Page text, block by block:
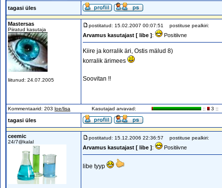
tagasi üles
Mastersas
Piiratud kasutaja
liitunud: 24.07.2005
postitatud: 15.02.2007 00:07:51 postituse pealkiri:
Arvamus kasutajast [ libe ]: Positiivne
Kiire ja korralik äri, Ostis mälud 8)
korralik ärimees
Soovitan !!
Kommentaarid: 203 loe/lisa Kasutajad arvavad: :: 3 ::
tagasi üles
ceemic
24/7@kalal
postitatud: 15.12.2006 22:36:57 postituse pealkiri:
Arvamus kasutajast [ libe ]: Positiivne
libe tyyp